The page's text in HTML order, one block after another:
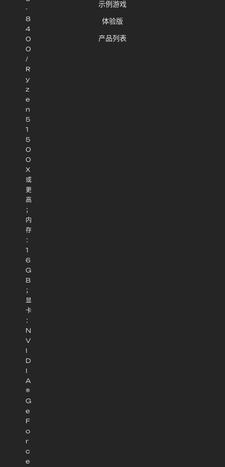
-
8
4
0
0
/
R
y
z
e
n
5
1
5
0
0
X
或
更
高
；
内
存
：
1
6
G
B
；
显
卡
：
N
V
I
D
I
A
®
G
e
F
o
r
c
e
示例游戏
体验版
产品列表